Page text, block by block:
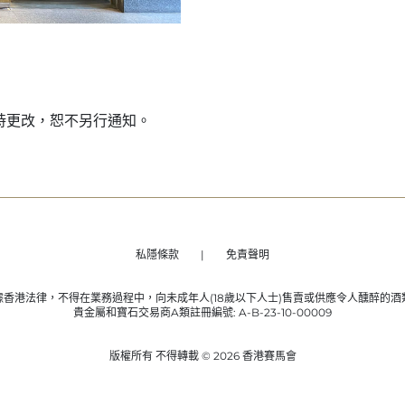
改，恕不另行通知。
私隱條款 免責聲明
香港法律，不得在業務過程中，向未成年人(18歲以下人士)售賣或供應令人醺醉的酒
貴金屬和寶石交易商A類註冊編號: A-B-23-10-00009
版權所有 不得轉載 © 2026 香港賽馬會